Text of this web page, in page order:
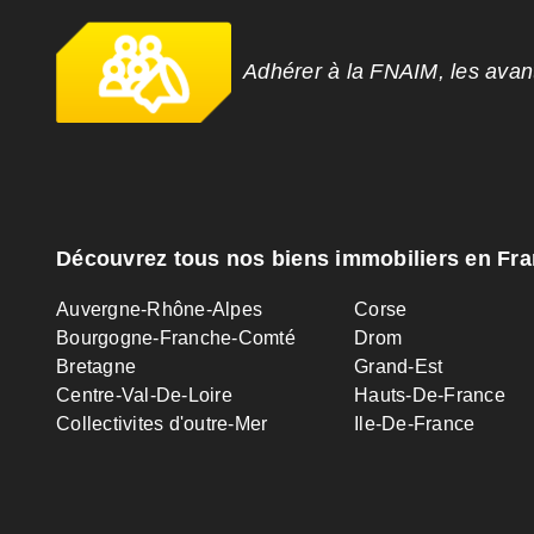
Adhérer à la FNAIM, les
Découvrez tous nos biens immobiliers en
Auvergne-Rhône-Alpes
Bourgogne-Franche-Comté
Bretagne
Centre-Val-De-Loire
Collectivites d'outre-Mer
Corse
Drom
Grand-Est
Hauts-De-France
Ile-De-France